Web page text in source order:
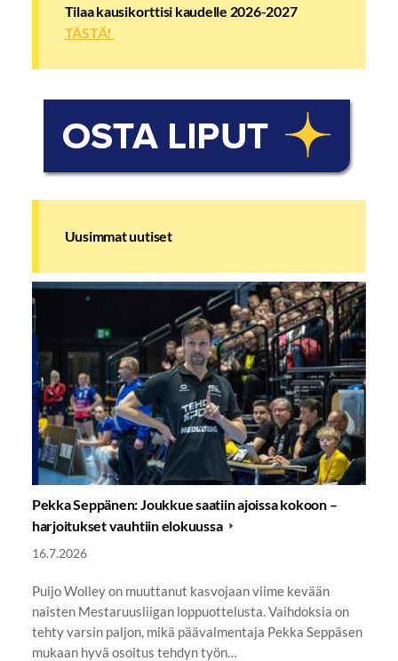
Tilaa kausikorttisi kaudelle 2026-2027
TÄSTÄ!
Uusimmat uutiset
Pekka Seppänen: Joukkue saatiin ajoissa kokoon –
harjoitukset vauhtiin elokuussa
16.7.2026
Puijo Wolley on muuttanut kasvojaan viime kevään
naisten Mestaruusliigan loppuottelusta. Vaihdoksia on
tehty varsin paljon, mikä päävalmentaja Pekka Seppäsen
mukaan hyvä osoitus tehdyn työn…